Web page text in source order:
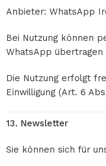
Anbieter: WhatsApp
Bei Nutzung können
WhatsApp übertragen
Die Nutzung erfolgt
Einwilligung (Art. 6
13. Newsletter
Sie können sich für